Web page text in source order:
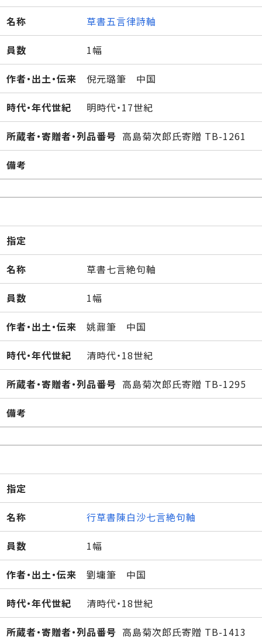
名称 草書五言律詩軸
員数 1幅
作者・出土・伝来 倪元璐筆 中国
時代・年代世紀 明時代・17世紀
所蔵者・寄贈者・列品番号 高島菊次郎氏寄贈 TB-1261
備考
指定
名称 草書七言絶句軸
員数 1幅
作者・出土・伝来 姚鼐筆 中国
時代・年代世紀 清時代・18世紀
所蔵者・寄贈者・列品番号 高島菊次郎氏寄贈 TB-1295
備考
指定
名称 行草書陳白沙七言絶句軸
員数 1幅
作者・出土・伝来 劉墉筆 中国
時代・年代世紀 清時代・18世紀
所蔵者・寄贈者・列品番号 高島菊次郎氏寄贈 TB-1413